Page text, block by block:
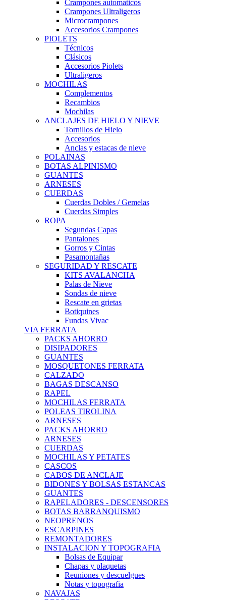
Crampones automaticos
Crampones Ultraligeros
Microcrampones
Accesorios Crampones
PIOLETS
Técnicos
Clásicos
Accesorios Piolets
Ultraligeros
MOCHILAS
Complementos
Recambios
Mochilas
ANCLAJES DE HIELO Y NIEVE
Tornillos de Hielo
Accesorios
Anclas y estacas de nieve
POLAINAS
BOTAS ALPINISMO
GUANTES
ARNESES
CUERDAS
Cuerdas Dobles / Gemelas
Cuerdas Simples
ROPA
Segundas Capas
Pantalones
Gorros y Cintas
Pasamontañas
SEGURIDAD Y RESCATE
KITS AVALANCHA
Palas de Nieve
Sondas de nieve
Rescate en grietas
Botiquines
Fundas Vivac
VIA FERRATA
PACKS AHORRO
DISIPADORES
GUANTES
MOSQUETONES FERRATA
CALZADO
BAGAS DESCANSO
RAPEL
MOCHILAS FERRATA
POLEAS TIROLINA
ARNESES
PACKS AHORRO
ARNESES
CUERDAS
MOCHILAS Y PETATES
CASCOS
CABOS DE ANCLAJE
BIDONES Y BOLSAS ESTANCAS
GUANTES
RAPELADORES - DESCENSORES
BOTAS BARRANQUISMO
NEOPRENOS
ESCARPINES
REMONTADORES
INSTALACION Y TOPOGRAFIA
Bolsas de Equipar
Chapas y plaquetas
Reuniones y descuelgues
Notas y topografia
NAVAJAS